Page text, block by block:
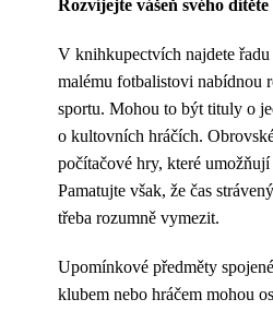
Rozvíjejte vášeň svého dítěte
V knihkupectvích najdete
malému fotbalistovi nabídnou
sportu. Mohou to být tituly o
o kultovních hráčích.
počítačové hry, které
Pamatujte však, že čas
třeba rozumně vymezit.
Upomínkové předměty
klubem nebo hráčem mohou